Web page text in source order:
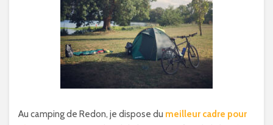
Au camping de Redon, je dispose du meilleur cadre pour